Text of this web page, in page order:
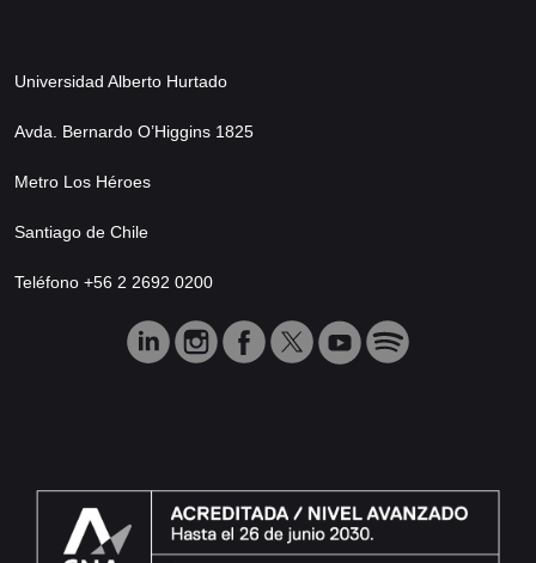
Universidad Alberto Hurtado
Avda. Bernardo O’Higgins 1825
Metro Los Héroes
Santiago de Chile
Teléfono +56 2 2692 0200